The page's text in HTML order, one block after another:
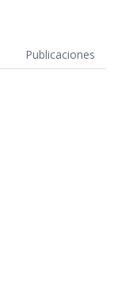
Publicaciones